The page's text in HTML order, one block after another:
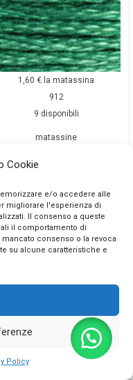
Cookie
e/o accedere alle
migliorare l'esperienza di
Il consenso a queste
il comportamento di
consenso o la revoca
su alcune caratteristiche e
Policy
1,60€ la matassina
912
9 disponibili
matassine
Aggiungi al carrello